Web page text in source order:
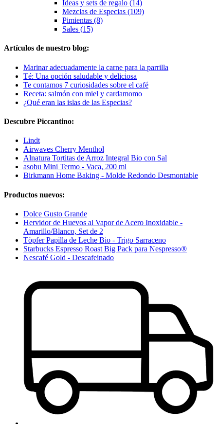
Ideas y sets de regalo (14)
Mezclas de Especias (109)
Pimientas (8)
Sales (15)
Artículos de nuestro blog:
Marinar adecuadamente la carne para la parrilla
Té: Una opción saludable y deliciosa
Te contamos 7 curiosidades sobre el café
Receta: salmón con miel y cardamomo
¿Qué eran las islas de las Especias?
Descubre Piccantino:
Lindt
Airwaves Cherry Menthol
Alnatura Tortitas de Arroz Integral Bio con Sal
asobu Mini Termo - Vaca, 200 ml
Birkmann Home Baking - Molde Redondo Desmontable
Productos nuevos:
Dolce Gusto Grande
Hervidor de Huevos al Vapor de Acero Inoxidable -
Amarillo/Blanco, Set de 2
Töpfer Papilla de Leche Bio - Trigo Sarraceno
Starbucks Espresso Roast Big Pack para Nespresso®
Nescafé Gold - Descafeinado